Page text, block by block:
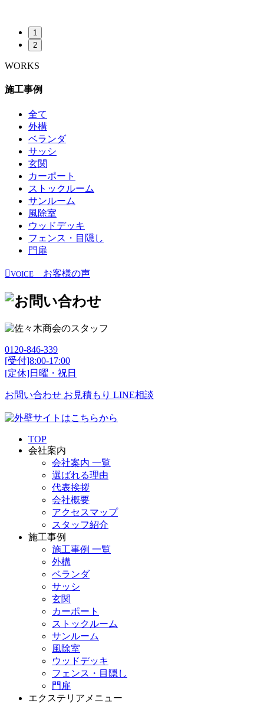
1
2
WORKS
施工事例
全て
外構
ベランダ
サッシ
玄関
カーポート
ストックルーム
サンルーム
風除室
ウッドデッキ
フェンス・目隠し
門扉
VOICE お客様の声
0120-846-339
[受付]8:00-17:00
[定休]日曜・祝日
お問い合わせ お見積もり LINE相談
TOP
会社案内
会社案内 一覧
選ばれる理由
代表挨拶
会社概要
アクセスマップ
スタッフ紹介
施工事例
施工事例 一覧
外構
ベランダ
サッシ
玄関
カーポート
ストックルーム
サンルーム
風除室
ウッドデッキ
フェンス・目隠し
門扉
エクステリアメニュー